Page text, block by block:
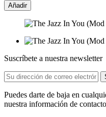
Añadir
Suscríbete a nuestra newsletter
Puedes darte de baja en
nuestra información de